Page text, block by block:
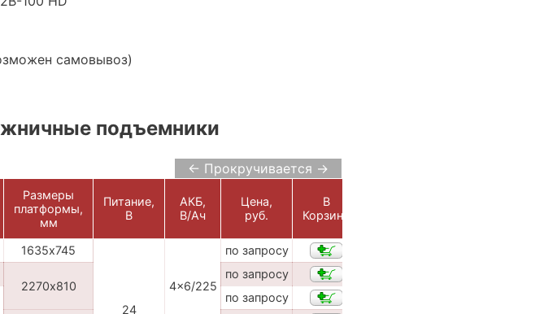
самовывоз)
подъемники
← Прокручивается →
Размеры
платформы,
мм
Питание,
В
АКБ,
В/Ач
Цена,
руб.
В
Корзину
1635х745
24
4x6/225
по запросу
2270х810
по запросу
по запросу